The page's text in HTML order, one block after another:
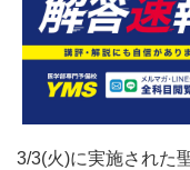
3/3(火)に実施された